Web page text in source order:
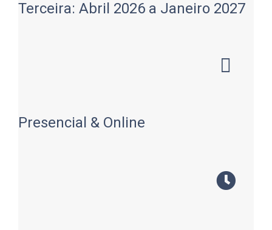
Terceira: Abril 2026 a Janeiro 2027
Presencial & Online